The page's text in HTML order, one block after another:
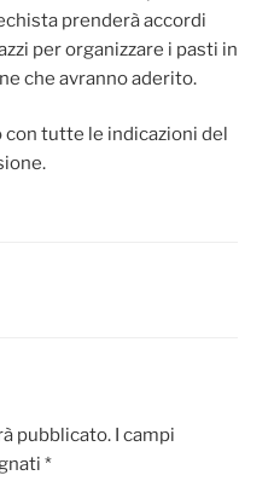
prenderà accordi
per organizzare i pasti in
che avranno aderito.
con tutte le indicazioni del
pubblicato. I campi
*